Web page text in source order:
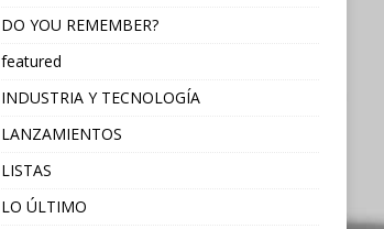
DO YOU REMEMBER?
featured
INDUSTRIA Y TECNOLOGÍA
LANZAMIENTOS
LISTAS
LO ÚLTIMO